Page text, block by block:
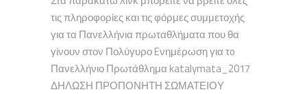
τις πληροφορίες και τις φόρμες συμμετοχής
για τα Πανελλήνια πρωταθλήματα που θα
γίνουν στον Πολύγυρο Eνημέρωση για τo
Πανελλήνιο Πρωτάθλημα katalymata_2017
ΔΗΛΩΣΗ ΠΡΟΠΟΝΗΤΗ ΣΩΜΑΤΕΙΟΥ